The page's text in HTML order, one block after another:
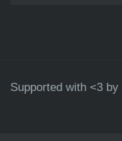
Supported with <3 by